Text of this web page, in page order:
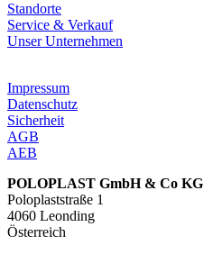
Standorte
Service & Verkauf
Unser Unternehmen
Impressum
Datenschutz
Sicherheit
AGB
AEB
POLOPLAST GmbH & Co KG
Poloplaststraße 1
4060 Leonding
Österreich